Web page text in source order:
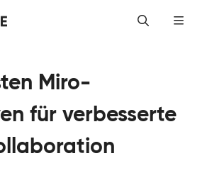
Miro-
für verbesserte